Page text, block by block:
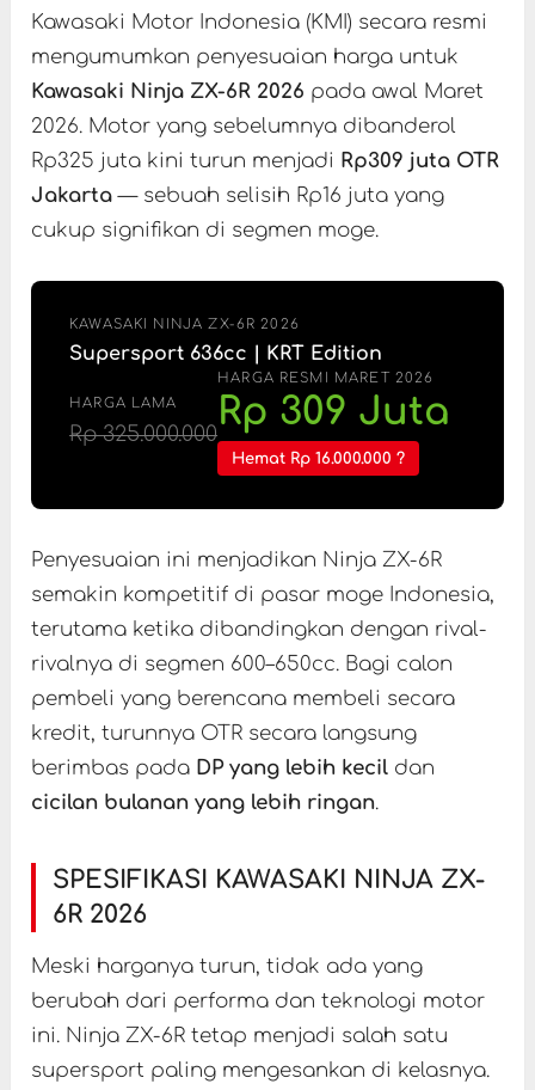
Kawasaki Motor Indonesia (KMI) secara resmi
mengumumkan penyesuaian harga untuk
Kawasaki Ninja ZX-6R 2026 pada awal Maret
2026. Motor yang sebelumnya dibanderol
Rp325 juta kini turun menjadi Rp309 juta OTR
Jakarta — sebuah selisih Rp16 juta yang
cukup signifikan di segmen moge.
KAWASAKI NINJA ZX-6R 2026
Supersport 636cc | KRT Edition
HARGA LAMA
Rp 325.000.000
HARGA RESMI MARET 2026
Rp 309 Juta
Hemat Rp 16.000.000 ?
Penyesuaian ini menjadikan Ninja ZX-6R
semakin kompetitif di pasar moge Indonesia,
terutama ketika dibandingkan dengan rival-
rivalnya di segmen 600–650cc. Bagi calon
pembeli yang berencana membeli secara
kredit, turunnya OTR secara langsung
berimbas pada DP yang lebih kecil dan
cicilan bulanan yang lebih ringan.
SPESIFIKASI KAWASAKI NINJA ZX-
6R 2026
Meski harganya turun, tidak ada yang
berubah dari performa dan teknologi motor
ini. Ninja ZX-6R tetap menjadi salah satu
supersport paling mengesankan di kelasnya.